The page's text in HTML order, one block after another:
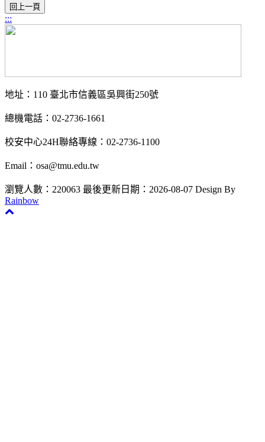
:::
地址：110 臺北市信義區吳興街250號
總機電話：02-2736-1661
校安中心24H聯絡專線：02-2736-1100
Email：osa@tmu.edu.tw
瀏覽人數：220063 最後更新日期：2026-08-07 Design By
Rainbow